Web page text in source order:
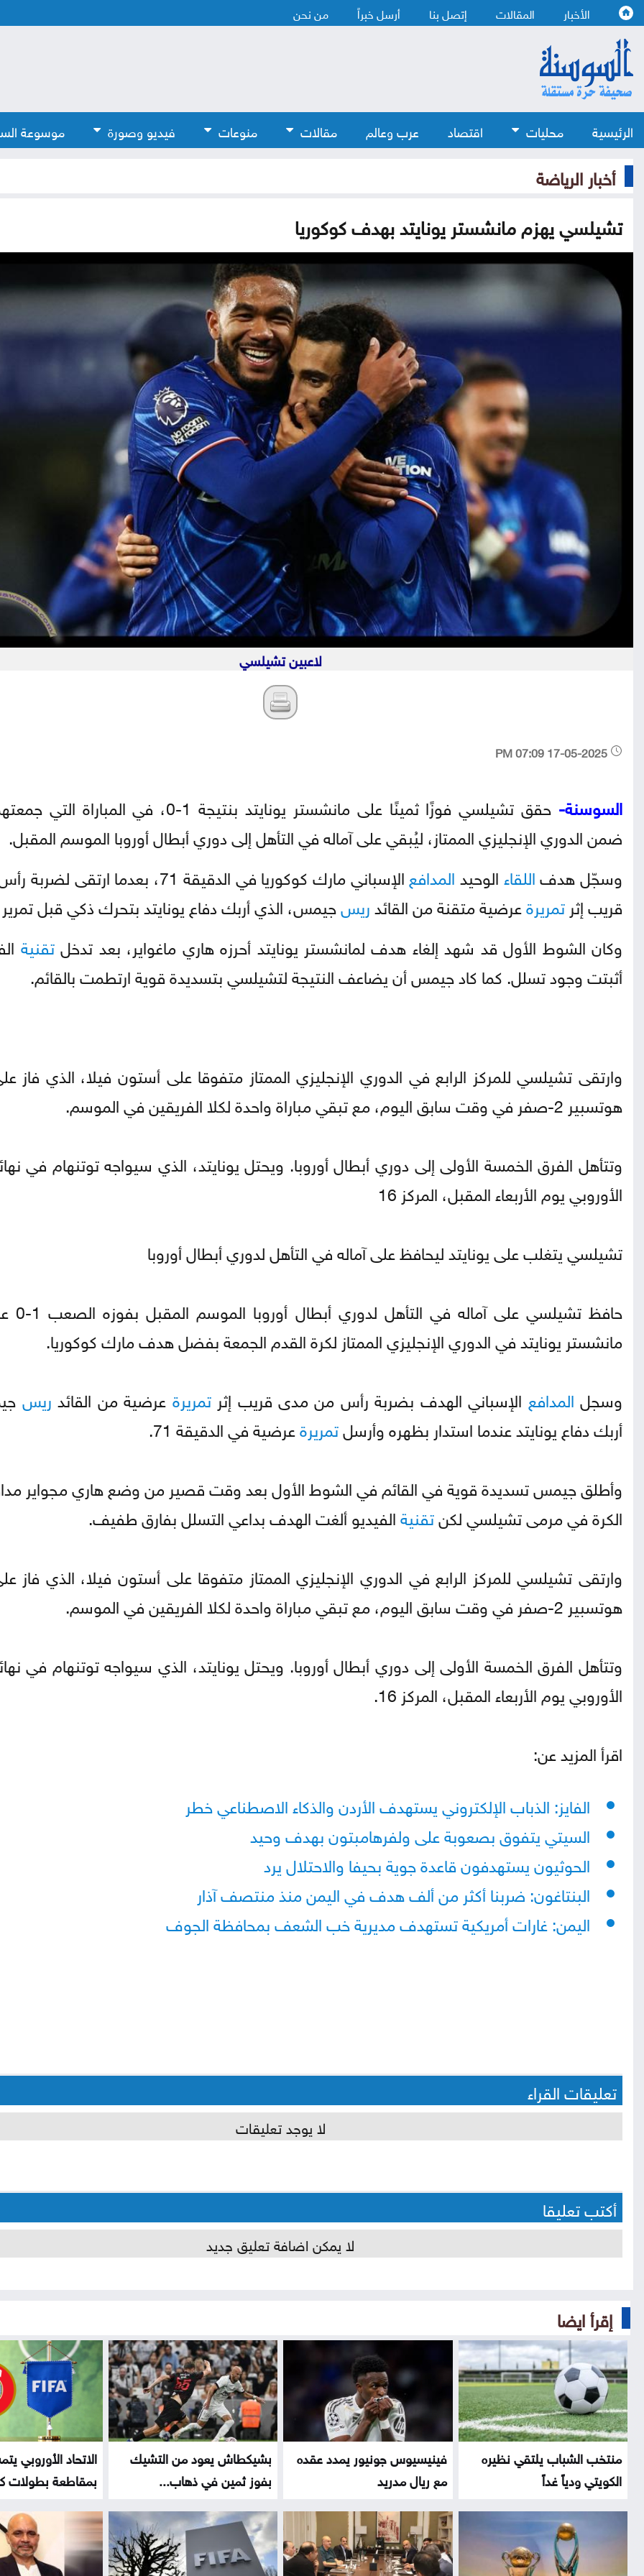
الأخبار المقالات إتصل بنا أرسل خبراً من نحن
الرئيسية محليات اقتصاد عرب وعالم مقالات منوعات فيديو وصورة موسوعة
أخبار الرياضة
تشيلسي يهزم مانشستر يونايتد بهدف كوكوريا
لاعبين تشيلسي
السوسنة-
حقق تشيلسي فوزًا ثمينًا على مانشستر يونايتد بنتيجة 1-0، في
ضمن الدوري الإنجليزي الممتاز، ليُبقي على آماله في التأهل إلى دوري أبطال أوروبا الموسم المقبل.
وسجّل هدفاللقاءالوحيدالمدافع
الإسباني مارك كوكوريا في الدقيقة 71، بعدما
قريب إثر تمريرةعرضية متقنة من القائدريسجيمس، الذي أربك دفاع يونايتد بتحرك ذكي قبل تمرير
وكان الشوط الأول قد شهد إلغاء هدف لمانشستر يونايتد أحرزه هاري ماغواير، بعد تدخلتقنية
أثبتت وجود تسلل. كما كاد جيمس أن يضاعف النتيجة لتشيلسي بتسديدة قوية ارتطمت بالقائم.
وارتقى تشيلسي للمركز الرابع في الدوري الإنجليزي الممتاز متفوقا على أستون فيلا، الذي فاز
هوتسبير 2-صفر في وقت سابق اليوم، مع تبقي مباراة واحدة لكلا الفريقين في الموسم.
وتتأهل الفرق الخمسة الأولى إلى دوري أبطال أوروبا. ويحتل يونايتد، الذي سيواجه توتنهام في
الأوروبي يوم الأربعاء المقبل، المركز 16
تشيلسي يتغلب على يونايتد ليحافظ على آماله في التأهل لدوري أبطال أوروبا
حافظ
مانشستر يونايتد في الدوري الإنجليزي الممتاز لكرة القدم الجمعة بفضل هدف مارك كوكوريا.
وسجل المدافع الإسباني الهدف بضربة رأس من مدى قريب إثرتمريرة عرضية من القائد ريس
أربك دفاع يونايتد عندما استدار بظهره وأرسلتمريرةعرضية في الدقيقة 71.
وأطلق جيمس تسديدة قوية في القائم في الشوط الأول بعد وقت قصير من وضع هاري مجواير
الكرة في مرمى تشيلسي لكنتقنيةالفيديو ألغت الهدف بداعي التسلل بفارق طفيف.
وارتقى تشيلسي للمركز الرابع في الدوري الإنجليزي الممتاز متفوقا على أستون فيلا، الذي فاز
هوتسبير 2-صفر في وقت سابق اليوم، مع تبقي مباراة واحدة لكلا الفريقين في الموسم.
وتتأهل الفرق الخمسة الأولى إلى دوري أبطال أوروبا. ويحتل يونايتد، الذي سيواجه توتنهام في
الأوروبي يوم الأربعاء المقبل، المركز 16.
اقرأ المزيد عن:
الفايز: الذباب الإلكتروني يستهدف الأردن والذكاء الاصطناعي خطر
السيتي يتفوق بصعوبة على ولفرهامبتون بهدف وحيد
الحوثيون يستهدفون قاعدة جوية بحيفا والاحتلال يرد
البنتاغون: ضربنا أكثر من ألف هدف في اليمن منذ منتصف آذار
اليمن: غارات أمريكية تستهدف مديرية خب الشعف بمحافظة الجوف
تعليقات القراء
لا يوجد تعليقات
أكتب تعليقا
لا يمكن اضافة تعليق جديد
إقرأ ايضا
منتخب الشباب يلتقي نظيره
الكويتي ودياً غداً
فينيسيوس جونيور يمدد عقده
مع ريال مدريد
بشيكطاش يعود من التشيك
بفوز ثمين في ذهاب...
الاتحاد الأوروبي
بمقاطعة بطولات